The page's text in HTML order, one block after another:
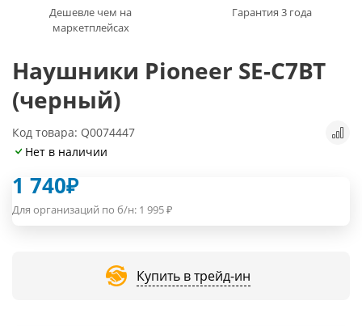
Дешевле чем на
маркетплейсах
Гарантия 3 года
Наушники Pioneer SE-C7BT
(черный)
Код товара: Q0074447
Нет в наличии
1 740₽
Для организаций по б/н: 1 995₽
Купить в трейд-ин